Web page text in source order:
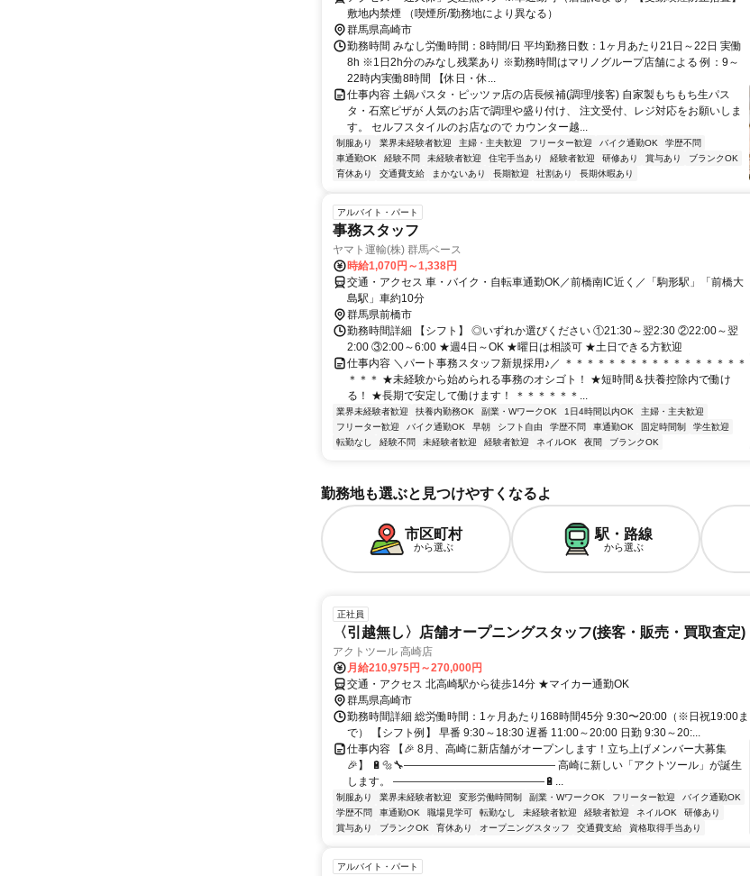
敷地内禁煙 （喫煙所/勤務地により異なる）
群馬県高崎市
勤務時間 みなし労働時間：8時間/日 平均勤務日数：1ヶ月あたり21日～22日 実働
8h ※1日2h分のみなし残業あり ※勤務時間はマリノグループ店舗による 例：9～
22時内実働8時間 【休日・休...
仕事内容 土鍋パスタ・ピッツァ店の店長候補(調理/接客) 自家製もちもち生パス
タ・石窯ピザが 人気のお店で調理や盛り付け、 注文受付、レジ対応をお願いしま
す。 セルフスタイルのお店なので カウンター越...
制服あり 業界未経験者歓迎 主婦・主夫歓迎 フリーター歓迎 バイク通勤OK
学歴不問
車通勤OK
経験不問 未経験者歓迎 住宅手当あり 経験者歓迎 研修あり 賞与あり
ブランクOK
育休あり
交通費支給 まかないあり 長期歓迎 社割あり 長期休暇あり
アルバイト・パート
事務スタッフ
ヤマト運輸(株) 群馬ベース
時給1,070円～1,338円
交通・アクセス 車・バイク・自転車通勤OK／前橋南IC近く／「駒形駅」「前橋大
島駅」車約10分
群馬県前橋市
勤務時間詳細 【シフト】 ◎いずれか選びください ①21:30～翌2:30 ②22:00～翌
2:00 ③2:00～6:00 ★週4日～OK ★曜日は相談可 ★土日できる方歓迎
仕事内容 ＼パート事務スタッフ新規採用♪／ ＊＊＊＊＊＊＊＊＊＊＊＊＊＊＊＊＊
＊＊＊ ★未経験から始められる事務のオシゴト！ ★短時間＆扶養控除内で働け
る！ ★長期で安定して働けます！ ＊＊＊＊＊＊...
業界未経験者歓迎 扶養内勤務OK 副業・WワークOK 1日4時間以内OK
主婦・主夫歓迎
フリーター歓迎
バイク通勤OK 早朝 シフト自由 学歴不問 車通勤OK 固定時間制
学生歓迎
転勤なし
経験不問 未経験者歓迎 経験者歓迎 ネイルOK 夜間 ブランクOK
勤務地も選ぶと見つけやすくなるよ
市区町村
から選ぶ
駅・路線
から選ぶ
正社員
〈引越無し〉店舗オープニングスタッフ(接客・販売・買取査定)
アクトツール 高崎店
月給210,975円～270,000円
交通・アクセス 北高崎駅から徒歩14分 ★マイカー通勤OK
群馬県高崎市
勤務時間詳細 総労働時間：1ヶ月あたり168時間45分 9:30〜20:00（※日祝19:00ま
で） 【シフト例】 早番 9:30～18:30 遅番 11:00～20:00 日勤 9:30～20:...
仕事内容 【🎉 8月、高崎に新店舗がオープンします！立ち上げメンバー大募集
🎉】 🔋🔩🔧―――――――――――――― 高崎に新しい「アクトツール」が誕生
します。 ――――――――――――――🔋...
制服あり 業界未経験者歓迎 変形労働時間制 副業・WワークOK フリーター歓迎
バイク通勤OK
学歴不問
車通勤OK 職場見学可 転勤なし 未経験者歓迎 経験者歓迎 ネイルOK
研修あり
賞与あり
ブランクOK 育休あり オープニングスタッフ 交通費支給 資格取得手当あり
アルバイト・パート